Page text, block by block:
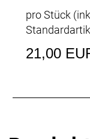
pro Stück
21,00